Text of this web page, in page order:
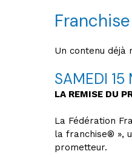
Un contenu déjà
SAMEDI 15
LA REMISE DU
La Fédération
la franchise® »,
prometteur.